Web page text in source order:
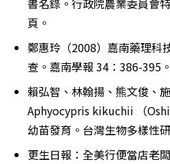
書名錄。行政院農業委員會
頁。
鄭惠玲（2008）嘉南藥理科
查。嘉南學報 34：386-395。
賴弘智、林翰揚、熊文俊、
Aphyocypris kikuchii （
幼苗發育。台灣生物多樣性
更生日報：全美行便當店老